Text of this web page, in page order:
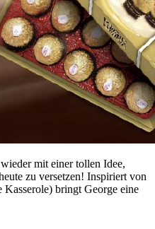
mit einer tollen Idee,
zu versetzen! Inspiriert von
Kasserole) bringt George eine